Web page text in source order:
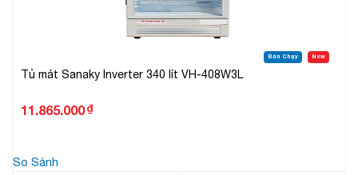
Bán Chạy New
Tủ mát Sanaky Inverter 340 lít VH-408W3L
11.865.000₫
So Sánh